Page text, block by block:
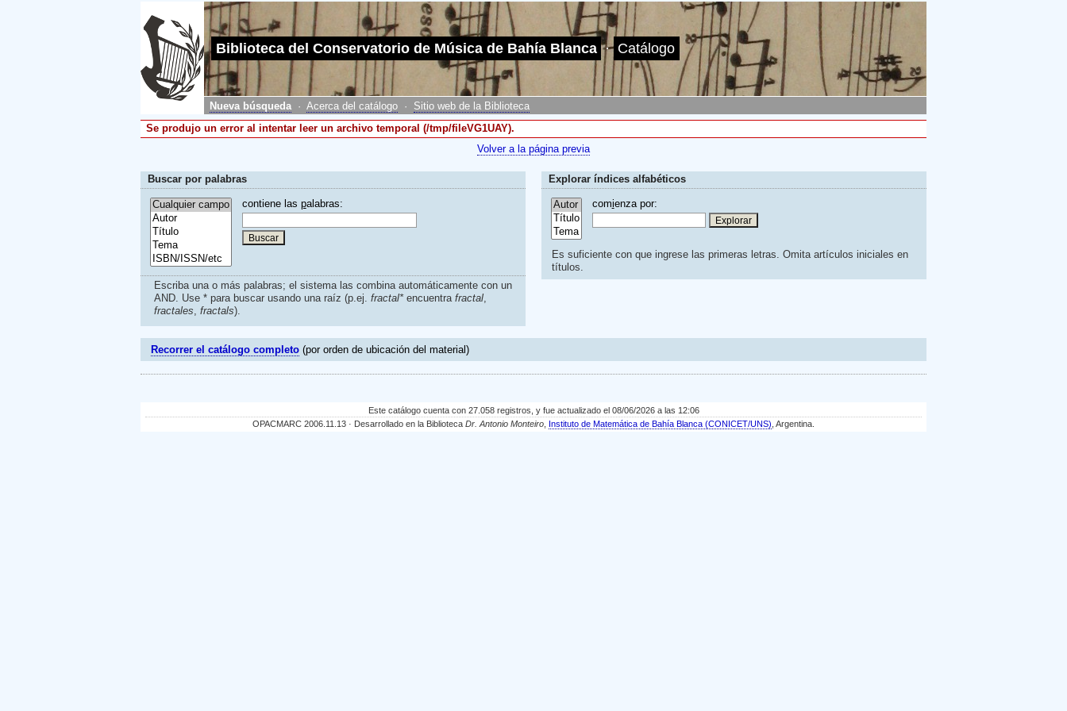
Biblioteca del Conservatorio de Música de Bahía Blanca · Catálogo
Nueva búsqueda· Acerca del catálogo · Sitio web de la Biblioteca
Se produjo un error al intentar leer un archivo temporal (/tmp/fileVG1UAY).
Volver a la página previa
Buscar por palabras
contiene las palabras:
Escriba una o más palabras; el sistema las combina automáticamente con un
AND. Use * para buscar usando una raíz (p.ej. fractal*encuentra fractal,
fractales, fractals).
Explorar índices alfabéticos
comienza por:
Es suficiente con que ingrese las primeras letras. Omita artículos iniciales en
títulos.
Recorrer el catálogo completo (por orden de ubicación del material)
Este catálogo cuenta con 27.058 registros, y fue actualizado el 08/06/2026 a las 12:06
OPACMARC 2006.11.13 · Desarrollado en la Biblioteca Dr. Antonio Monteiro Instituto de Matemática de Bahía Blanca (CONICET/UNS) , Argentina.